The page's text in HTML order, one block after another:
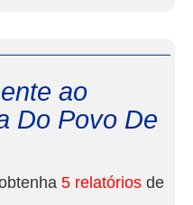
ao
Do Povo De
5 relatórios de